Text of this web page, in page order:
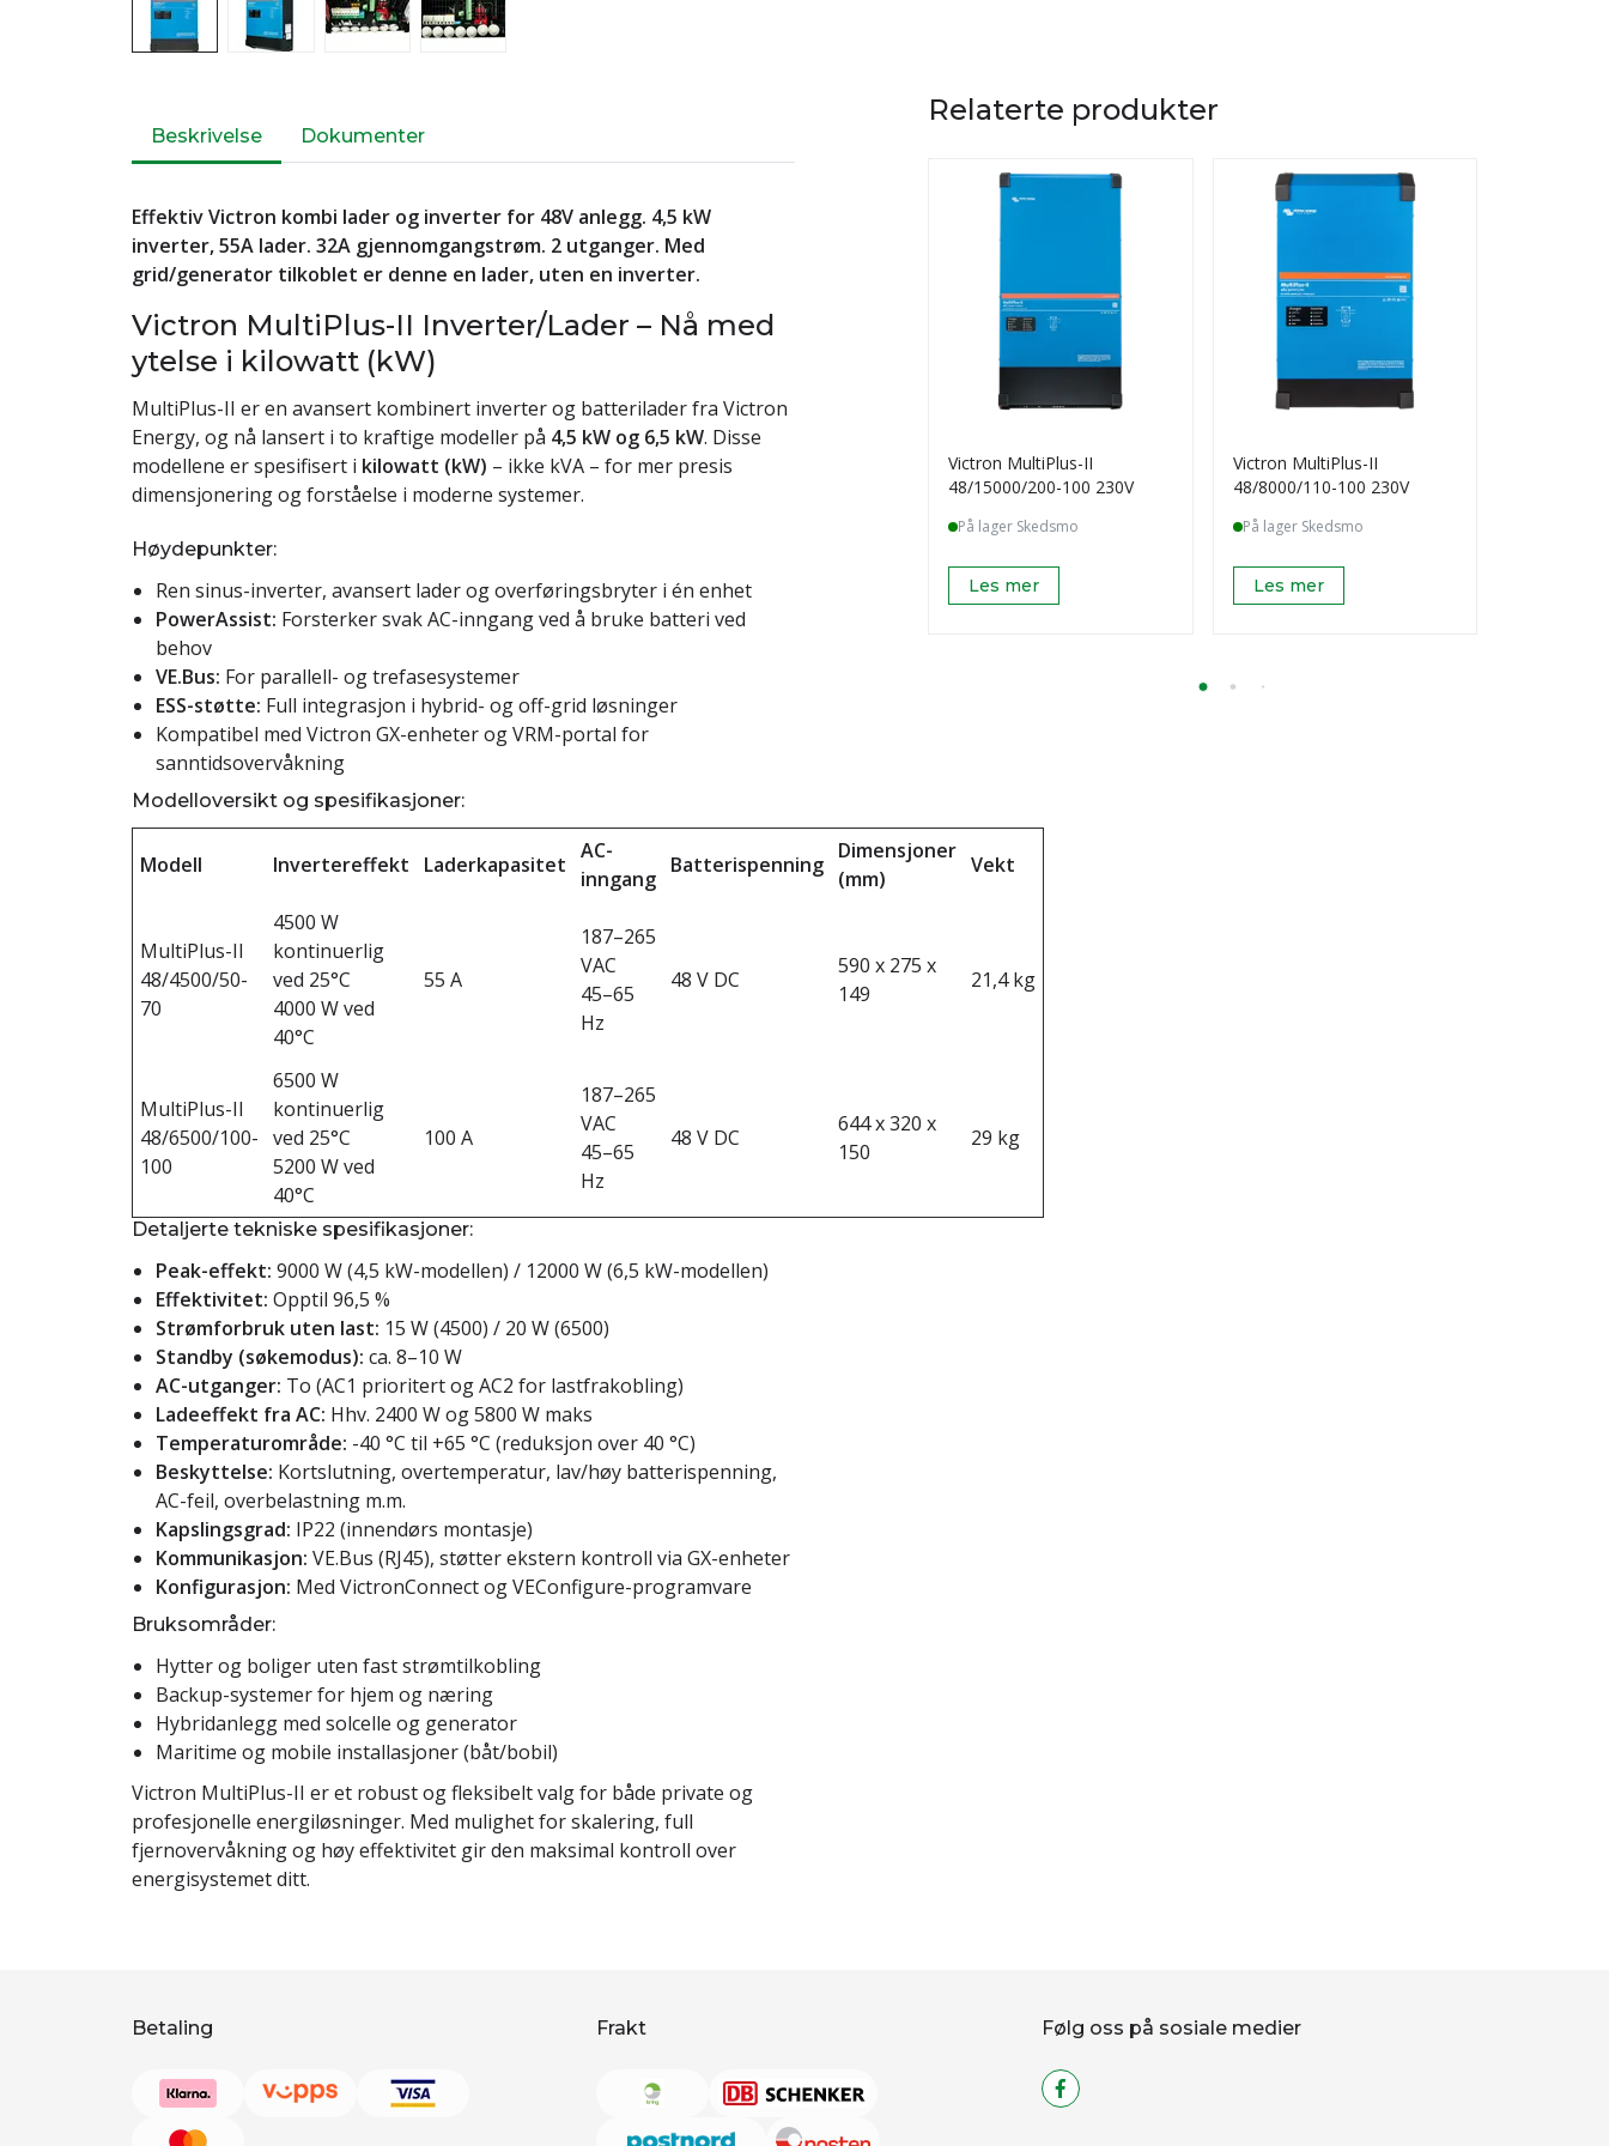
Beskrivelse Dokumenter
Effektiv Victron kombi lader og inverter for 48V anlegg. 4,5 kW
inverter, 55A lader. 32A gjennomgangstrøm. 2 utganger. Med
grid/generator tilkoblet er denne en lader, uten en inverter.
Victron MultiPlus-II Inverter/Lader – Nå med
ytelse i kilowatt (kW)
MultiPlus-II er en avansert kombinert inverter og batterilader fra Victron
Energy, og nå lansert i to kraftige modeller på 4,5 kW og 6,5 kW. Disse
modellene er spesifisert i kilowatt (kW) – ikke kVA – for mer presis
dimensjonering og forståelse i moderne systemer.
Høydepunkter:
Ren sinus-inverter, avansert lader og overføringsbryter i én enhet
PowerAssist: Forsterker svak AC-inngang ved å bruke batteri ved
behov
VE.Bus: For parallell- og trefasesystemer
ESS-støtte: Full integrasjon i hybrid- og off-grid løsninger
Kompatibel med Victron GX-enheter og VRM-portal for
sanntidsovervåkning
Modelloversikt og spesifikasjoner:
Modell Invertereffekt Laderkapasitet
AC-
inngang
Batterispenning
Dimensjoner
(mm)
Vekt
MultiPlus-II
48/4500/50-
70
4500 W
kontinuerlig
ved 25°C
4000 W ved
40°C
55 A
187–265
VAC
45–65
Hz
48 V DC
590 x 275 x
149
21,4 kg
MultiPlus-II
48/6500/100-
100
6500 W
kontinuerlig
ved 25°C
5200 W ved
40°C
100 A
187–265
VAC
45–65
Hz
48 V DC
644 x 320 x
150
29 kg
Detaljerte tekniske spesifikasjoner:
Peak-effekt: 9000 W (4,5 kW-modellen) / 12000 W (6,5 kW-modellen)
Effektivitet: Opptil 96,5 %
Strømforbruk uten last: 15 W (4500) / 20 W (6500)
Standby (søkemodus): ca. 8–10 W
AC-utganger: To (AC1 prioritert og AC2 for lastfrakobling)
Ladeeffekt fra AC: Hhv. 2400 W og 5800 W maks
Temperaturområde: -40 °C til +65 °C (reduksjon over 40 °C)
Beskyttelse: Kortslutning, overtemperatur, lav/høy batterispenning,
AC-feil, overbelastning m.m.
Kapslingsgrad: IP22 (innendørs montasje)
Kommunikasjon: VE.Bus (RJ45), støtter ekstern kontroll via GX-enheter
Konfigurasjon: Med VictronConnect og VEConfigure-programvare
Bruksområder:
Hytter og boliger uten fast strømtilkobling
Backup-systemer for hjem og næring
Hybridanlegg med solcelle og generator
Maritime og mobile installasjoner (båt/bobil)
Victron MultiPlus-II er et robust og fleksibelt valg for både private og
profesjonelle energiløsninger. Med mulighet for skalering, full
fjernovervåkning og høy effektivitet gir den maksimal kontroll over
energisystemet ditt.
Relaterte produkter
Victron MultiPlus-II
48/15000/200-100 230V
På lager Skedsmo
Les mer
Victron MultiPlus-II
48/8000/110-100 230V
På lager Skedsmo
Les mer
Betaling Frakt Følg oss på sosiale medier